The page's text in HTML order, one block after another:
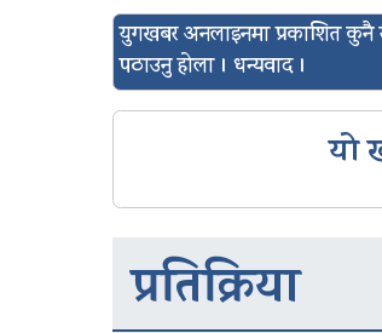
युगखबर अनलाइनमा प्रकाशित कुनै
पठाउनु होला । धन्यवाद ।
यो
प्रतिक्रिया